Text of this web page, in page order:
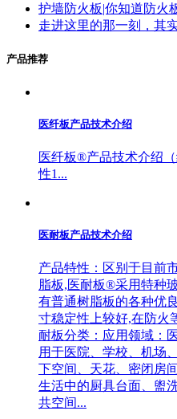
护墙防火板|你知道防火
走进这里的那一刻，其
产品推荐
医纤板产品技术介绍
医纤板®产品技术介绍
性1...
医耐板产品技术介绍
产品特性：区别于目前
脂板,医耐板®采用特种
有普通树脂板的各种优
寸稳定性上较好,在防火
耐板分类：应用领域：
用于医院、学校、机场
下空间、天花、密闭房
生活中的厨具台面、盥
共空间...